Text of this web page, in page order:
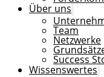
Über uns
Team
Netzwerke
Success
Wissenswertes